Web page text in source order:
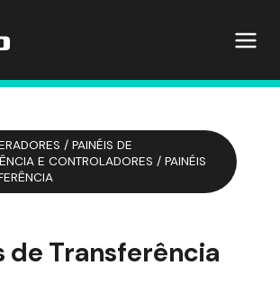
/ PAINÉIS DE
E CONTROLADORES / PAINÉIS
de Transferência